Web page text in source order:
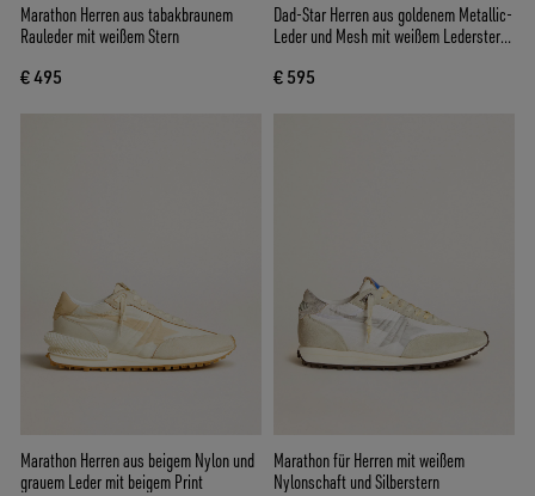
Marathon Herren aus tabakbraunem
Rauleder mit weißem Stern
€ 495
Dad-Star Herren aus goldenem Metallic-
Leder und Mesh mit weißem Lederstern
€ 595
Marathon Herren aus beigem Nylon und
grauem Leder mit beigem Print
Marathon für Herren mit weißem
Nylonschaft und Silberstern